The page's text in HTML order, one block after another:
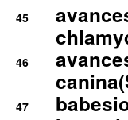
45
46
47